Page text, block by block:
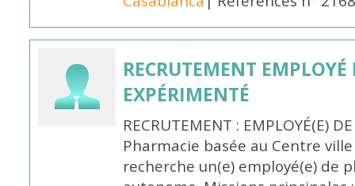
RECRUTEMENT
EXPÉRIMENTÉ
RECRUTEMENT : EMPLOYÉ(E)
Pharmacie basée au Centre ville
recherche un(e) employé(e) de